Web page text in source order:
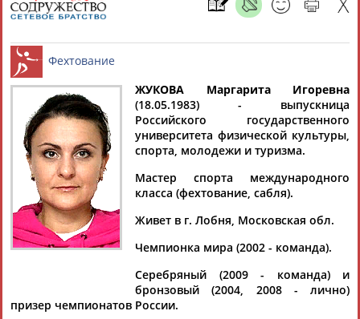
СПОРТСМЕНЫ, ТРЕНЕРЫ И СПЕЦИАЛИСТЫ
Найдено: 1персона Расширенный поиск
Маргарита
ЖУКОВА
Ваш запрос: "Маргарита ЖУКОВА"
Документы 1-10 из 15 найденных уникальных документов
Фехтование
ЖУКОВА Маргарита Игоревна
(18.05.1983) - выпускница
Российского государственного
университета физической культуры,
спорта, молодежи и туризма.
Мастер спорта международного
класса (фехтование, сабля).
Живет в г. Лобня, Московская обл.
Чемпионка мира (2002 - команда).
Серебряный (2009 - команда) и
бронзовый (2004, 2008 - лично)
призер чемпионатов России.